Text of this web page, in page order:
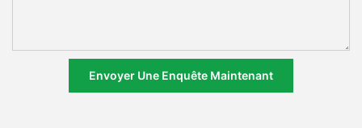
Envoyer Une Enquête Maintenant